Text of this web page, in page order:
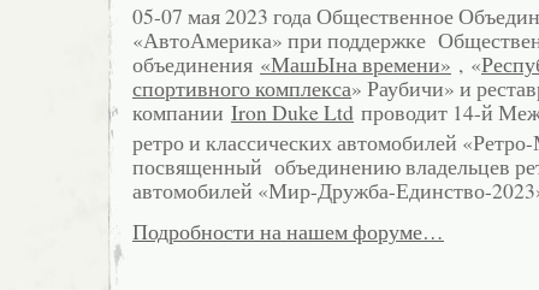
05-07 мая 2023 года Общественное
«АвтоАмерика» при поддержке
объединения «МашЫна времени» , «
спортивного комплекса» Раубичи» и
компании Iron Duke Ltd проводит 14-й
ретро и классических автомобилей
посвященный объединению владельцев
автомобилей «Мир-Дружба-Единство-
Подробности на нашем форуме…